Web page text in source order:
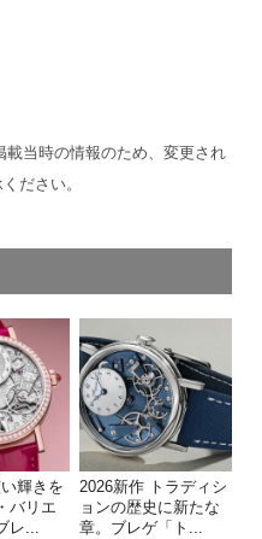
当時の情報のため、変更され
ださい。
輝きを
バリエ
レ...
2026新作 トラディシ
ョンの歴史に新たな
章。ブレゲ「ト...